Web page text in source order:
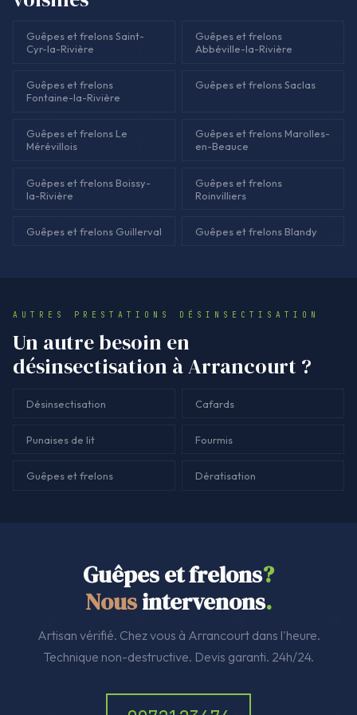
Guêpes et frelons Saint-
Cyr-la-Rivière
Guêpes et frelons
Abbéville-la-Rivière
Guêpes et frelons
Fontaine-la-Rivière
Guêpes et frelons Saclas
Guêpes et frelons Le
Mérévillois
Guêpes et frelons Marolles-
en-Beauce
Guêpes et frelons Boissy-
la-Rivière
Guêpes et frelons
Roinvilliers
Guêpes et frelons Guillerval Guêpes et frelons Blandy
AUTRES PRESTATIONS DÉSINSECTISATION
Un autre besoin en
désinsectisation à Arrancourt ?
Désinsectisation Cafards
Punaises de lit Fourmis
Guêpes et frelons Dératisation
Guêpes et frelons?
Nousintervenons.
Artisan vérifié. Chez vous à Arrancourt dans l'heure.
Technique non-destructive. Devis garanti. 24h/24.